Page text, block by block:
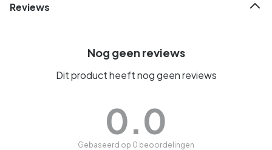
Reviews
Nog geen reviews
Dit product heeft nog geen reviews
0.0
Gebaseerd op 0 beoordelingen